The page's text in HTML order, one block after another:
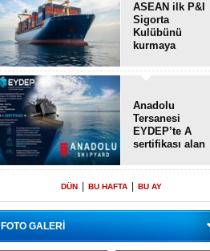
ASEAN ilk P&I
Sigorta
Kulübünü
kurmaya
Anadolu
Tersanesi
EYDEP’te A
sertifikası alan
DÜN BU HAFTA BU AY
FOTO GALERİ